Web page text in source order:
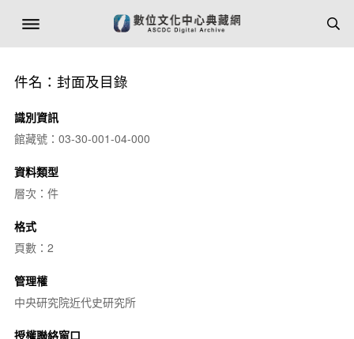
件名：封面及目錄
識別資訊
館藏號：03-30-001-04-000
資料類型
層次：件
格式
頁數：2
管理權
中央研究院近代史研究所
授權聯絡窗口